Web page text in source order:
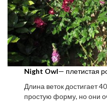
Night Owl— плетистая
Длина веток достигает
простую форму, но они